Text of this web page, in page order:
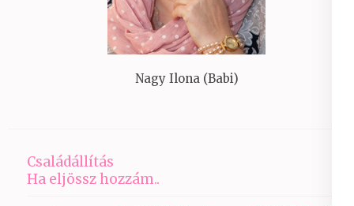
Nagy Ilona (Babi)
Családállítás
Ha eljössz hozzám..